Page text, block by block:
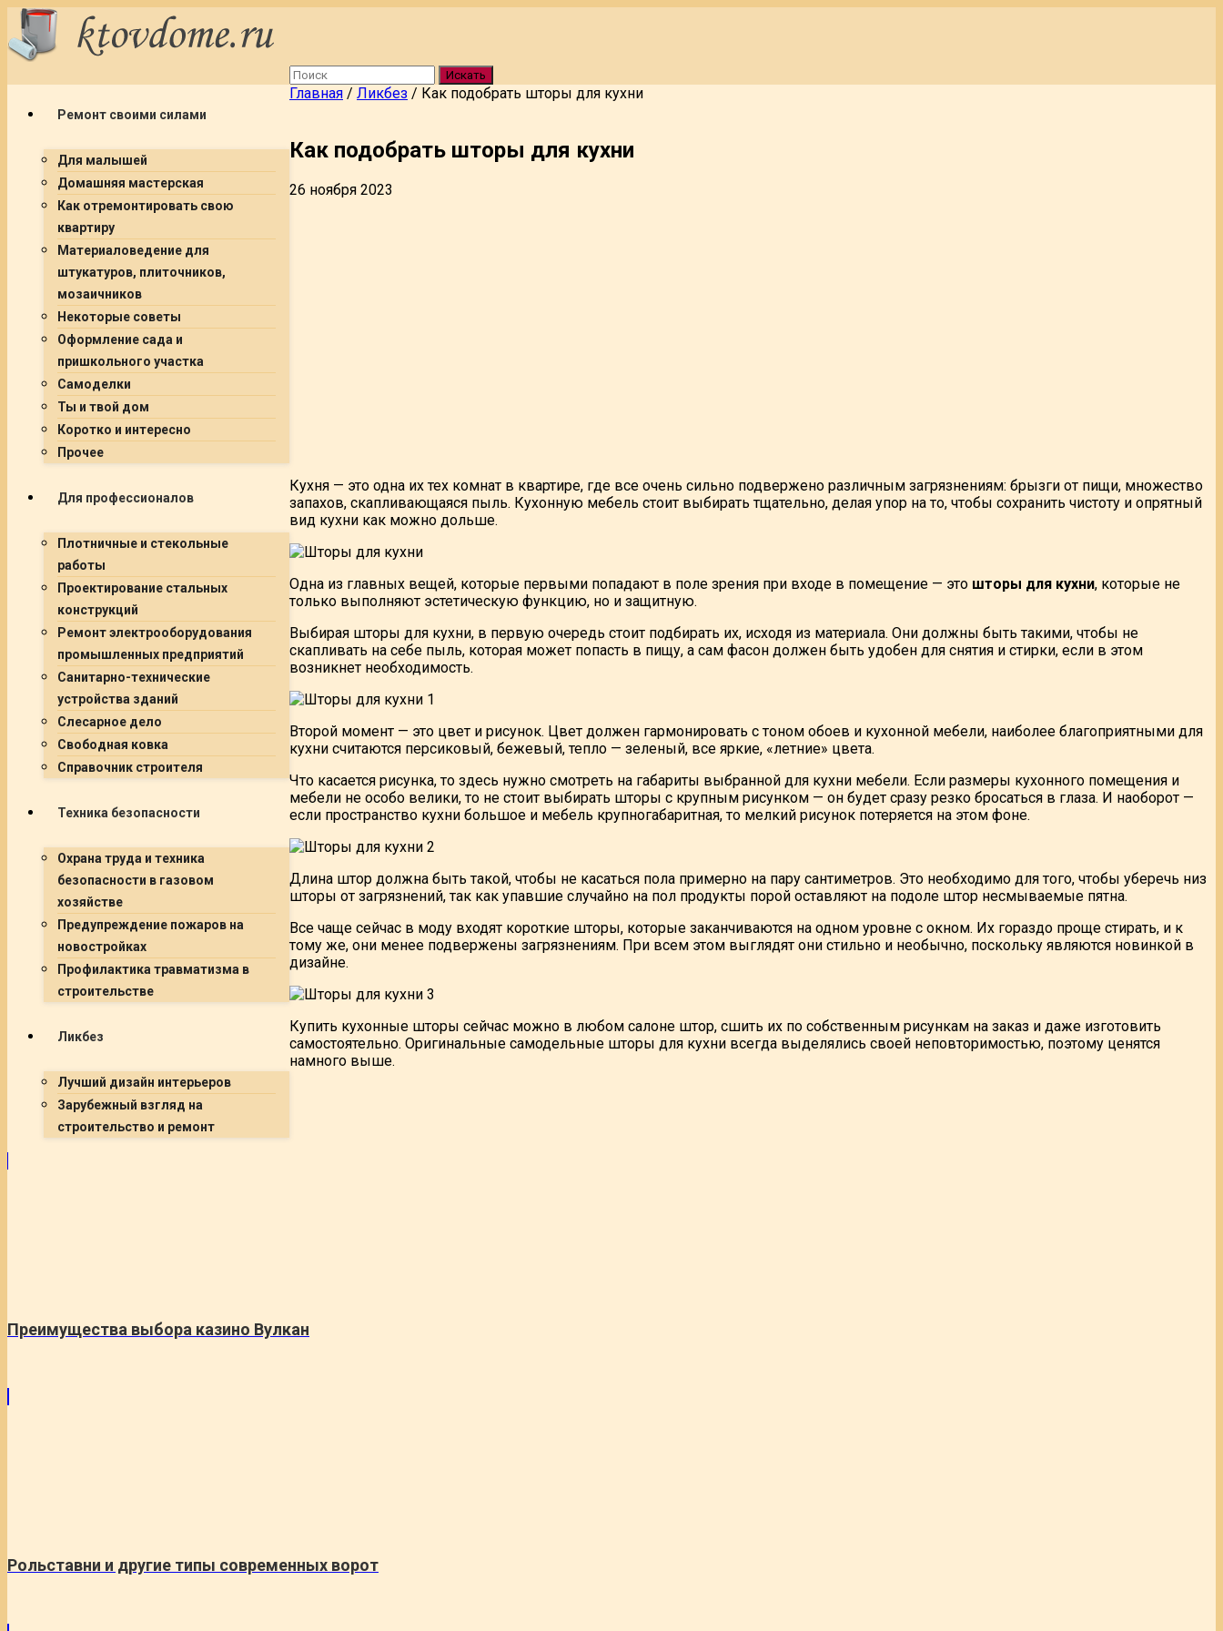
Ремонт своими силами
Для малышей
Домашняя мастерская
Как отремонтировать свою
квартиру
Материаловедение для
штукатуров, плиточников,
мозаичников
Некоторые советы
Оформление сада и
пришкольного участка
Самоделки
Ты и твой дом
Коротко и интересно
Прочее
Для профессионалов
Плотничные и стекольные
работы
Проектирование стальных
конструкций
Ремонт электрооборудования
промышленных предприятий
Санитарно-технические
устройства зданий
Слесарное дело
Свободная ковка
Справочник строителя
Техника безопасности
Охрана труда и техника
безопасности в газовом
хозяйстве
Предупреждение пожаров на
новостройках
Профилактика травматизма в
строительстве
Ликбез
Лучший дизайн интерьеров
Зарубежный взгляд на
строительство и ремонт
Искать
Главная / Ликбез / Как подобрать шторы для кухни
Как подобрать шторы для кухни
26 ноября 2023
Кухня — это одна их тех комнат в квартире, где все очень сильно подвержено различным загрязнениям: брызги от пищи, множество
запахов, скапливающаяся пыль. Кухонную мебель стоит выбирать тщательно, делая упор на то, чтобы сохранить чистоту и опрятный
вид кухни как можно дольше.
Одна из главных вещей, которые первыми попадают в поле зрения при входе в помещение — это шторы для кухни, которые не
только выполняют эстетическую функцию, но и защитную.
Выбирая шторы для кухни, в первую очередь стоит подбирать их, исходя из материала. Они должны быть такими, чтобы не
скапливать на себе пыль, которая может попасть в пищу, а сам фасон должен быть удобен для снятия и стирки, если в этом
возникнет необходимость.
Второй момент — это цвет и рисунок. Цвет должен гармонировать с тоном обоев и кухонной мебели, наиболее благоприятными для
кухни считаются персиковый, бежевый, тепло — зеленый, все яркие, «летние» цвета.
Что касается рисунка, то здесь нужно смотреть на габариты выбранной для кухни мебели. Если размеры кухонного помещения и
мебели не особо велики, то не стоит выбирать шторы с крупным рисунком — он будет сразу резко бросаться в глаза. И наоборот —
если пространство кухни большое и мебель крупногабаритная, то мелкий рисунок потеряется на этом фоне.
Длина штор должна быть такой, чтобы не касаться пола примерно на пару сантиметров. Это необходимо для того, чтобы уберечь низ
шторы от загрязнений, так как упавшие случайно на пол продукты порой оставляют на подоле штор несмываемые пятна.
Все чаще сейчас в моду входят короткие шторы, которые заканчиваются на одном уровне с окном. Их гораздо проще стирать, и к
тому же, они менее подвержены загрязнениям. При всем этом выглядят они стильно и необычно, поскольку являются новинкой в
дизайне.
Купить кухонные шторы сейчас можно в любом салоне штор, сшить их по собственным рисункам на заказ и даже изготовить
самостоятельно. Оригинальные самодельные шторы для кухни всегда выделялись своей неповторимостью, поэтому ценятся
намного выше.
Преимущества выбора казино Вулкан
Рольставни и другие типы современных ворот